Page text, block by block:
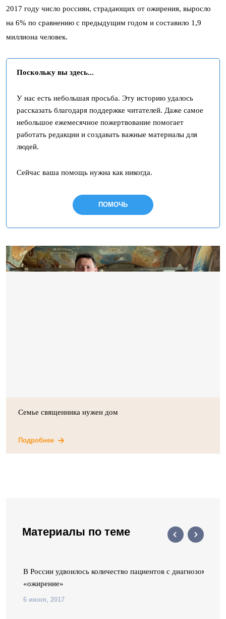
2017 году число россиян, страдающих от ожирения, выросло
на 6% по сравнению с предыдущим годом и составило 1,9
миллиона человек.
Поскольку вы здесь...
У нас есть небольшая просьба. Эту историю удалось
рассказать благодаря поддержке читателей. Даже самое
небольшое ежемесячное пожертвование помогает
работать редакции и создавать важные материалы для
людей.
Сейчас ваша помощь нужна как никогда.
ПОМОЧЬ
Семье священника нужен дом
Подробнее
Материалы по теме
В России удвоилось количество пациентов с диагнозом
«ожирение»
6 июня, 2017